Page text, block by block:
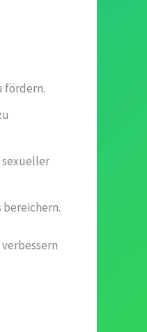
fördern.
sexueller